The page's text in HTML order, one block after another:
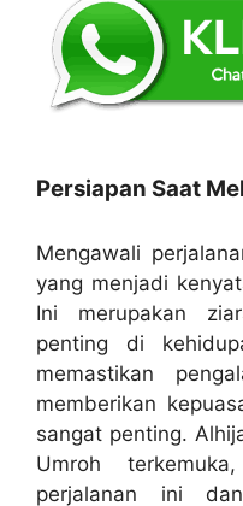
Persiapan Saat
Mengawali
yang menjadi
Ini merupakan
penting di
memastikan
memberikan
sangat penting.
Umroh
perjalanan ini